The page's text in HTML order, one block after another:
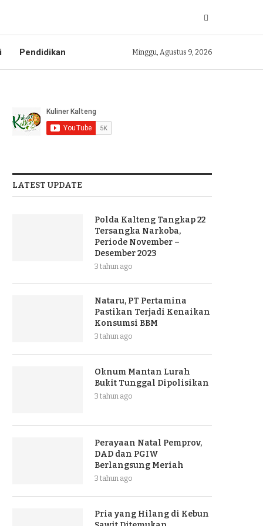
Pendidikan Minggu, Agustus 9, 2026
LATEST UPDATE
Polda Kalteng Tangkap 22
Tersangka Narkoba,
Periode November –
Desember 2023
3 tahun ago
Nataru, PT Pertamina
Pastikan Terjadi Kenaikan
Konsumsi BBM
3 tahun ago
Oknum Mantan Lurah
Bukit Tunggal Dipolisikan
3 tahun ago
Perayaan Natal Pemprov,
DAD dan PGIW
Berlangsung Meriah
3 tahun ago
Pria yang Hilang di Kebun